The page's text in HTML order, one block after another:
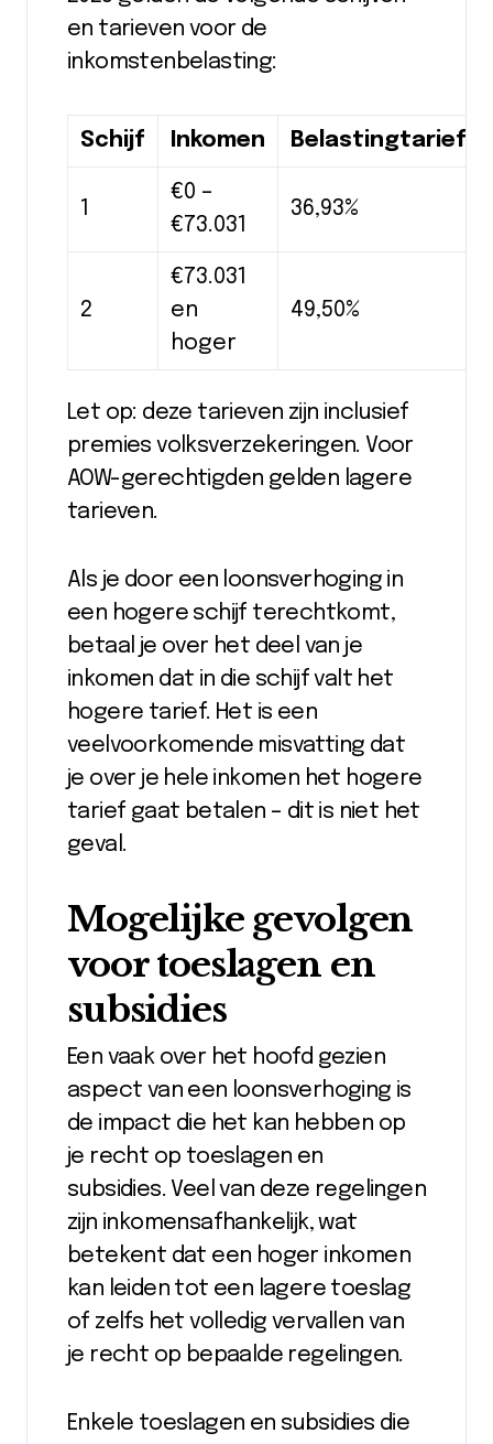
en tarieven voor de
inkomstenbelasting:
Schijf Inkomen Belastingtarief
1
€0 –
€73.031
36,93%
2
€73.031
en
hoger
49,50%
Let op: deze tarieven zijn inclusief
premies volksverzekeringen. Voor
AOW-gerechtigden gelden lagere
tarieven.
Als je door een loonsverhoging in
een hogere schijf terechtkomt,
betaal je over het deel van je
inkomen dat in die schijf valt het
hogere tarief. Het is een
veelvoorkomende misvatting dat
je over je hele inkomen het hogere
tarief gaat betalen – dit is niet het
geval.
Mogelijke gevolgen
voor toeslagen en
subsidies
Een vaak over het hoofd gezien
aspect van een loonsverhoging is
de impact die het kan hebben op
je recht op toeslagen en
subsidies. Veel van deze regelingen
zijn inkomensafhankelijk, wat
betekent dat een hoger inkomen
kan leiden tot een lagere toeslag
of zelfs het volledig vervallen van
je recht op bepaalde regelingen.
Enkele toeslagen en subsidies die